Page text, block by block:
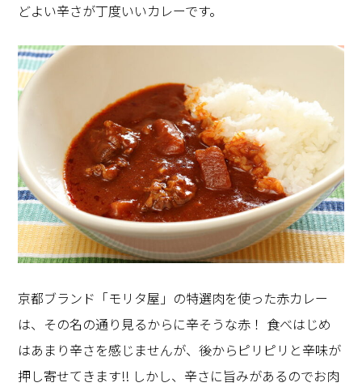
どよい辛さが丁度いいカレーです。
京都ブランド「モリタ屋」の特選肉を使った赤カレー
は、その名の通り見るからに辛そうな赤！ 食べはじめ
はあまり辛さを感じませんが、後からピリピリと辛味が
押し寄せてきます!! しかし、辛さに旨みがあるのでお肉